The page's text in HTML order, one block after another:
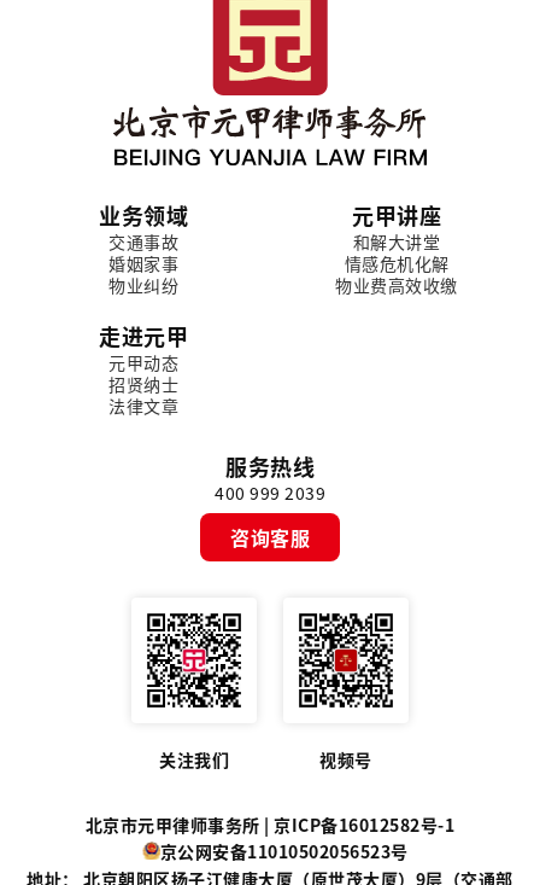
业务领域
交通事故
婚姻家事
物业纠纷
元甲讲座
和解大讲堂
情感危机化解
物业费高效收缴
走进元甲
元甲动态
招贤纳士
法律文章
服务热线
400 999 2039
咨询客服
关注我们 视频号
北京市元甲律师事务所 |京ICP备16012582号-1
京公网安备11010502056523号
地址： 北京朝阳区扬子江健康大厦（原世茂大厦）9层（交通部